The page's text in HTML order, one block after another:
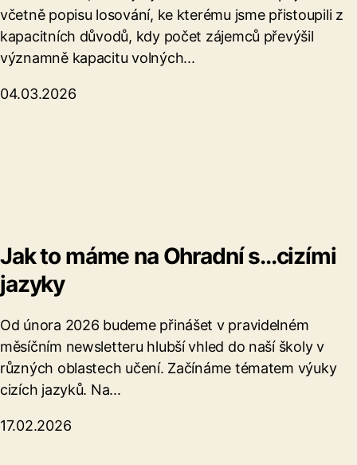
včetně popisu losování, ke kterému jsme přistoupili z
kapacitních důvodů, kdy počet zájemců převýšil
významně kapacitu volných...
04.03.2026
Jak to máme na Ohradní s...cizími
jazyky
Od února 2026 budeme přinášet v pravidelném
měsíčním newsletteru hlubší vhled do naší školy v
různých oblastech učení. Začínáme tématem výuky
cizích jazyků. Na...
17.02.2026